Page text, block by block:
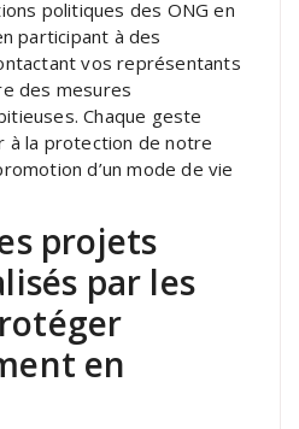
politiques des ONG en
participant à des
vos représentants
des mesures
Chaque geste
à la protection de notre
d’un mode de vie
projets
par les
en